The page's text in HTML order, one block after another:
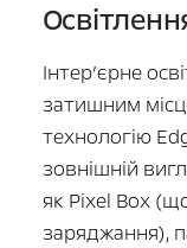
Інтер’єрне
затишним
технологію
зовнішній
як Pixel Box
заряджання),